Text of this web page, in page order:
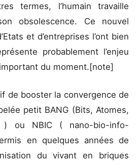
termes, l’humain travaille
obsolescence. Ce nouvel
et d’entreprises l’ont bien
probablement l’enjeu
du moment.[note]
de booster la convergence de
petit BANG (Bits, Atomes,
) ou NBIC ( nano-bio-info-
en quelques années de
du vivant en briques